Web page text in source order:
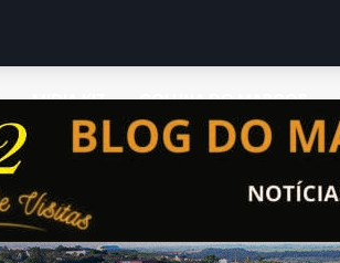
MIDIA KIT COLUNA DO MARCOS